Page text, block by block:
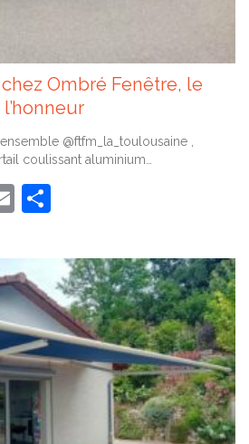
Ombré Fenêtre, le
@ftfm_la_toulousaine ,
coulissant aluminium…
Email